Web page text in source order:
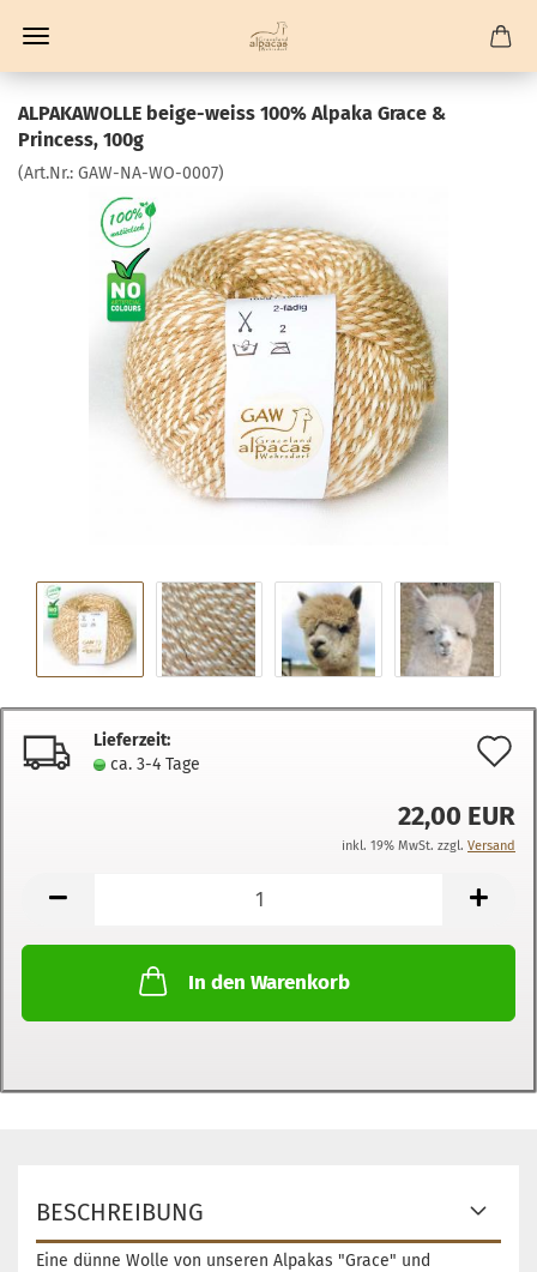
ALPAKAWOLLE beige-weiss 100% Alpaka Grace &
Princess, 100g
(Art.Nr.: GAW-NA-WO-0007)
Lieferzeit:
ca. 3-4 Tage
22,00 EUR
inkl. 19% MwSt. zzgl. Versand
In den Warenkorb
BESCHREIBUNG
Eine dünne Wolle von unseren Alpakas "Grace" und